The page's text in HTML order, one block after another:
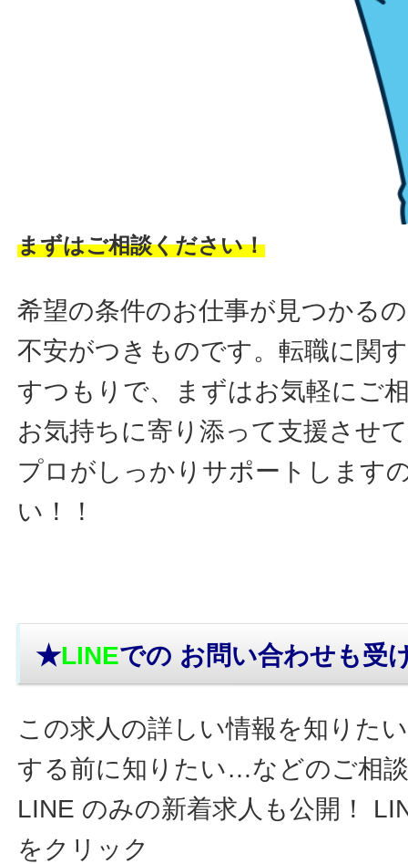
まずはご相談ください！
希望の条件のお仕事が見つかる
不安がつきものです。転職に関
すつもりで、まずはお気軽にご
お気持ちに寄り添って支援させ
プロがしっかりサポートします
い！！
★LINEでの お問い合わせも受
この求人の詳しい情報を知りた
する前に知りたい…などのご相
LINE のみの新着求人も公開！
をクリック